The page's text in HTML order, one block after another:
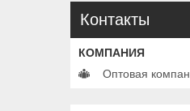
Контакты
Оптовая